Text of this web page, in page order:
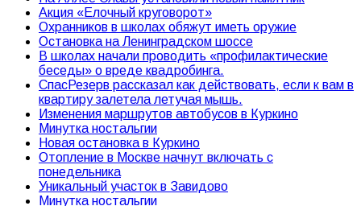
Акция «Елочный круговорот»
Охранников в школах обяжут иметь оружие
Остановка на Ленинградском шоссе
В школах начали проводить «профилактические
беседы» о вреде квадробинга.
СпасРезерв рассказал как действовать, если к вам в
квартиру залетела летучая мышь.
Изменения маршрутов автобусов в Куркино
Минутка ностальгии
Новая остановка в Куркино
Отопление в Москве начнут включать с
понедельника
Уникальный участок в Завидово
Минутка ностальгии